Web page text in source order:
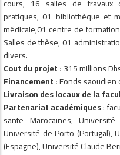
cours, 16 salles de travaux
pratiques, 01 bibliothèque et
médicale,01 centre de
Salles de thèse, 01
divers.
Cout du projet:315 millions
Financement:Fonds
Livraison des locaux de la
Partenariat académiques:
sante Marocaines,
Université de Porto (Portugal),
(Espagne), Université Claude